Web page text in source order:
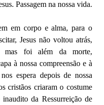
Passagem na nossa vida.
em corpo e alma, para o
Jesus não voltou atrás,
mas foi além da morte,
à nossa compreensão e à
espera depois de nossa
cristãos criaram o costume
da Ressurreição de